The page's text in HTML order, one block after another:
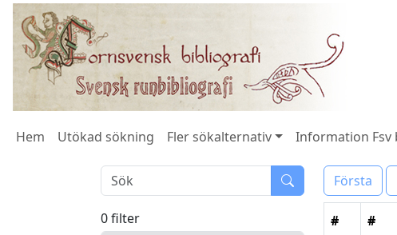
Hem Utökad sökning Fler sökalternativ Information Fsv
0 filter
Första
# #